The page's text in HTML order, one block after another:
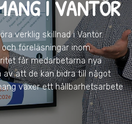
I VANTÖR
verklig skillnadi Vantör.
föreläsningar inom
får medarbetarna nya
att de kan bidra till något
växer ett hållbarhetsarbete